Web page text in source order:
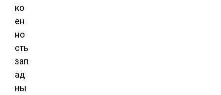
ко
ен
но
сть
зап
ад
ны